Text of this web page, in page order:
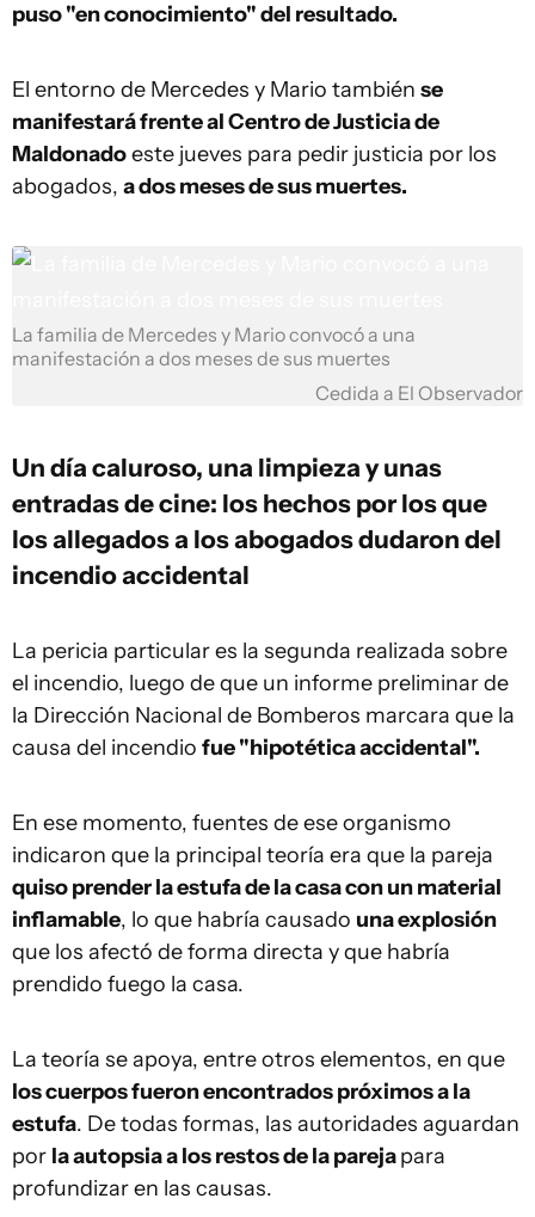
puso "en conocimiento" del resultado.
El entorno de Mercedes y Mario también se
manifestará frente al Centro de Justicia de
Maldonadoeste jueves para pedir justicia por los
abogados, a dos meses de sus muertes.
La familia de Mercedes y Mario convocó a una
manifestación a dos meses de sus muertes
Cedida a El Observador
Un día caluroso, una limpieza y unas
entradas de cine: los hechos por los que
los allegados a los abogados dudaron del
incendio accidental
La pericia particular es la segunda realizada sobre
el incendio, luego de que un informe preliminar de
la Dirección Nacional de Bomberos marcara que la
causa del incendio fue "hipotética accidental".
En ese momento, fuentes de ese organismo
indicaron que la principal teoría era que la pareja
quiso prender la estufa de la casa con un material
inflamable, lo que habría causado una explosión
que los afectó de forma directa y que habría
prendido fuego la casa.
La teoría se apoya, entre otros elementos, en que
los cuerpos fueron encontrados próximos a la
estufa. De todas formas, las autoridades aguardan
por la autopsia a los restos de la parejapara
profundizar en las causas.